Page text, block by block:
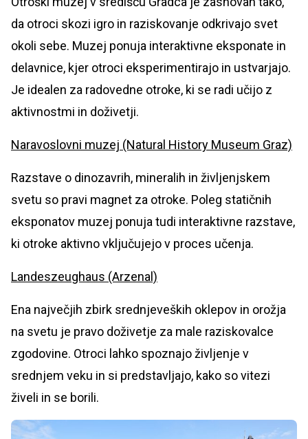
da otroci skozi igro in raziskovanje odkrivajo svet
okoli sebe. Muzej ponuja interaktivne eksponate in
delavnice, kjer otroci eksperimentirajo in ustvarjajo.
Je idealen za radovedne otroke, ki se radi učijo z
aktivnostmi in doživetji.
Naravoslovni muzej (Natural History Museum Graz)
Razstave o dinozavrih, mineralih in življenjskem
svetu so pravi magnet za otroke. Poleg statičnih
eksponatov muzej ponuja tudi interaktivne razstave,
ki otroke aktivno vključujejo v proces učenja.
Landeszeughaus (Arzenal)
Ena največjih zbirk srednjeveških oklepov in orožja
na svetu je pravo doživetje za male raziskovalce
zgodovine. Otroci lahko spoznajo življenje v
srednjem veku in si predstavljajo, kako so vitezi
živeli in se borili.